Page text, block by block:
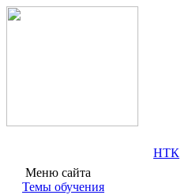
Меню сайта
Темы обучения
НТК